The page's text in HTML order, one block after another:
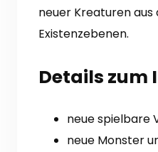
neuer Kreaturen
Existenzebenen.
Details zum
neue spielbare
neue Monster